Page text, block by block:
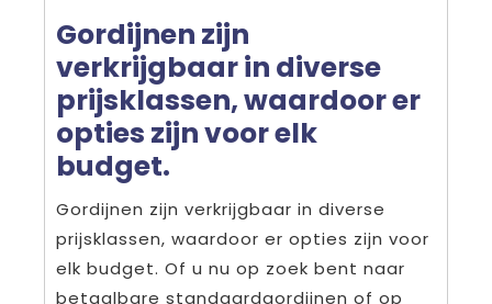
Gordijnen zijn
verkrijgbaar in diverse
prijsklassen, waardoor er
opties zijn voor elk
budget.
Gordijnen zijn verkrijgbaar in diverse
prijsklassen, waardoor er opties zijn voor
elk budget. Of u nu op zoek bent naar
betaalbare standaardgordijnen of op